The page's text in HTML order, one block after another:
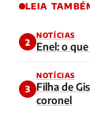
LEIA
2
NOTÍCIAS
Enel: o
3
NOTÍCIAS
Filha de
coronel